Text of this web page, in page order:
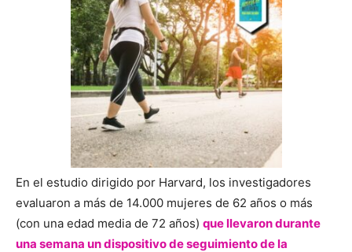
En el estudio dirigido por Harvard, los investigadores
evaluaron a más de 14.000 mujeres de 62 años o más
(con una edad media de 72 años) que llevaron durante
una semana un dispositivo de seguimiento de la